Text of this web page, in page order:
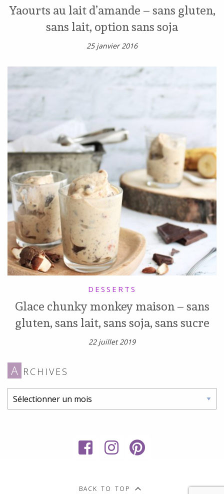
Yaourts au lait d’amande – sans gluten,
sans lait, option sans soja
25 janvier 2016
DESSERTS
Glace chunky monkey maison – sans
gluten, sans lait, sans soja, sans sucre
22 juillet 2019
A RCHIVES
Archives
Sweet
BACK TO TOP